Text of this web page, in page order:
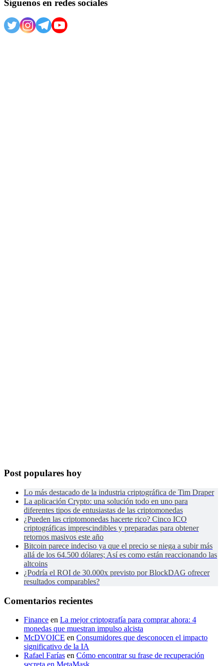
Síguenos en redes sociales
Post populares hoy
Lo más destacado de la industria criptográfica de Tim Draper
La aplicación Crypto: una solución todo en uno para
diferentes tipos de entusiastas de las criptomonedas
¿Pueden las criptomonedas hacerte rico? Cinco ICO
criptográficas imprescindibles y preparadas para obtener
retornos masivos este año
Bitcoin parece indeciso ya que el precio se niega a subir más
allá de los 64.500 dólares; Así es como están reaccionando las
altcoins
¿Podría el ROI de 30.000x previsto por BlockDAG ofrecer
resultados comparables?
Comentarios recientes
Finance en La mejor criptografía para comprar ahora: 4
monedas que muestran impulso alcista
McDVOICE en Consumidores que desconocen el impacto
significativo de la IA
Rafael Farías en Cómo encontrar su frase de recuperación